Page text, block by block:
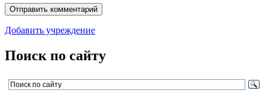
Добавить учреждение
Поиск по сайту